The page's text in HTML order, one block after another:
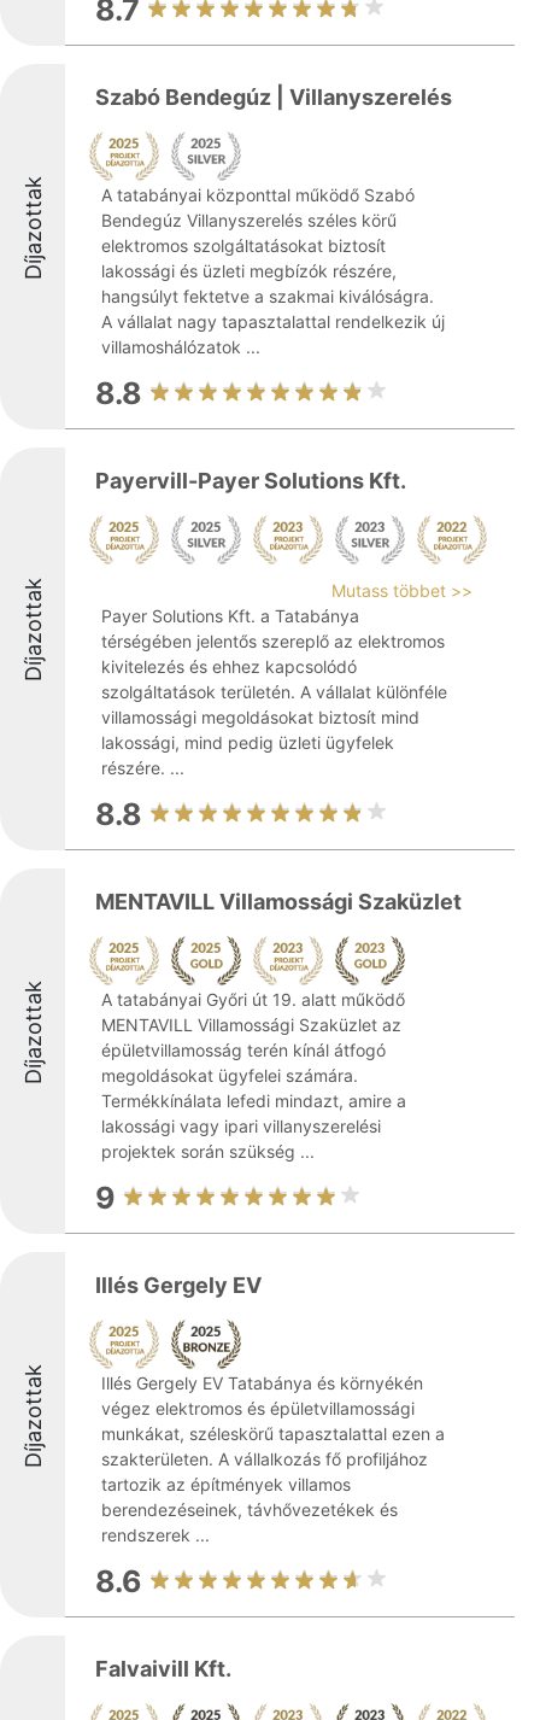
8.7
Díjazottak
Szabó Bendegúz | Villanyszerelés
A tatabányai központtal működő Szabó
Bendegúz Villanyszerelés széles körű
elektromos szolgáltatásokat biztosít
lakossági és üzleti megbízók részére,
hangsúlyt fektetve a szakmai kiválóságra.
A vállalat nagy tapasztalattal rendelkezik új
villamoshálózatok ...
8.8
Díjazottak
Payervill-Payer Solutions Kft.
Mutass többet >>
Payer Solutions Kft. a Tatabánya
térségében jelentős szereplő az elektromos
kivitelezés és ehhez kapcsolódó
szolgáltatások területén. A vállalat különféle
villamossági megoldásokat biztosít mind
lakossági, mind pedig üzleti ügyfelek
részére. ...
8.8
Díjazottak
MENTAVILL Villamossági Szaküzlet
A tatabányai Győri út 19. alatt működő
MENTAVILL Villamossági Szaküzlet az
épületvillamosság terén kínál átfogó
megoldásokat ügyfelei számára.
Termékkínálata lefedi mindazt, amire a
lakossági vagy ipari villanyszerelési
projektek során szükség ...
9
Díjazottak
Illés Gergely EV
Illés Gergely EV Tatabánya és környékén
végez elektromos és épületvillamossági
munkákat, széleskörű tapasztalattal ezen a
szakterületen. A vállalkozás fő profiljához
tartozik az építmények villamos
berendezéseinek, távhővezetékek és
rendszerek ...
8.6
Falvaivill Kft.